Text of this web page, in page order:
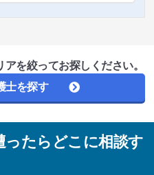
を絞ってお探しください。
士を探す
ったらどこに相談す